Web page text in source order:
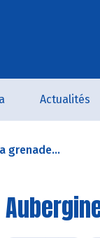
Actualités
grenade...